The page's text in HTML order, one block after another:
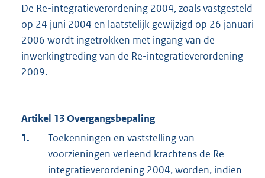
De Re-integratieverordening 2004, zoals vastgesteld
op 24 juni 2004 en laatstelijk gewijzigd op 26 januari
2006 wordt ingetrokken met ingang van de
inwerkingtreding van de Re-integratieverordening
2009.
Artikel 13 Overgangsbepaling
1.
Toekenningen en vaststelling van
voorzieningen verleend krachtens de Re-
integratieverordening 2004, worden, indien